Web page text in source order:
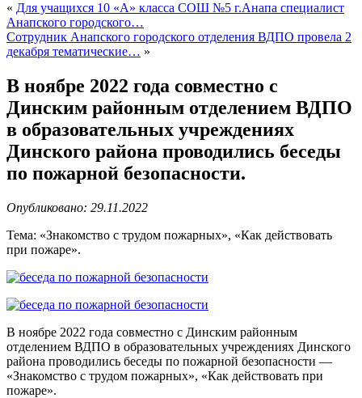
« Для учащихся 10 «А» класса СОШ №5 г.Анапа специалист
Анапского городского…
Сотрудник Анапского городского отделения ВДПО провела 2
декабря тематические… »
В ноябре 2022 года совместно с
Динским районным отделением ВДПО
в образовательных учреждениях
Динского района проводились беседы
по пожарной безопасности.
Опубликовано: 29.11.2022
Тема: «Знакомство с трудом пожарных», «Как действовать
при пожаре».
В ноябре 2022 года совместно с Динским районным
отделением ВДПО в образовательных учреждениях Динского
района проводились беседы по пожарной безопасности —
«Знакомство с трудом пожарных», «Как действовать при
пожаре».